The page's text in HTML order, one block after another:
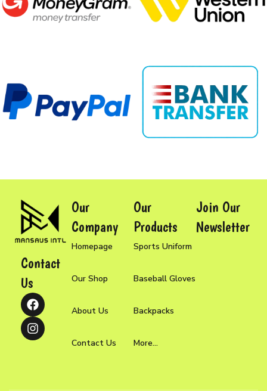
Contact
Us
Our
Company
Homepage
Our Shop
About Us
Contact Us
Our
Products
Sports Uniform
Baseball Gloves
Backpacks
More...
Join Our
Newsletter